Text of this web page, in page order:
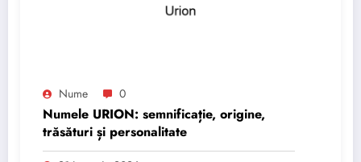
Nume 0
Numele URION: semnificație, origine,
trăsături și personalitate